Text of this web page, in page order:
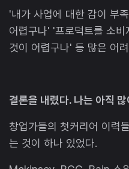
'내가 사업에 대한 감이 부
어렵구나' '프로덕트를 소
것이 어렵구나' 등 많은 어
결론을 내렸다. 나는 아직
창업가들의 첫커리어 이력
는 것이 하나 있었다.